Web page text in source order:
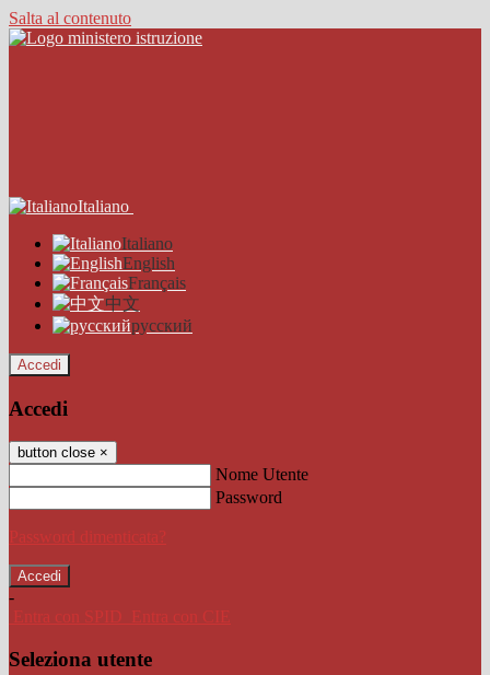
Salta al contenuto
Italiano
Italiano
English
Français
中文
русский
Accedi
Accedi
button close ×
Nome Utente
Password
Password dimenticata?
-
Entra con SPID
Entra con CIE
Seleziona utente